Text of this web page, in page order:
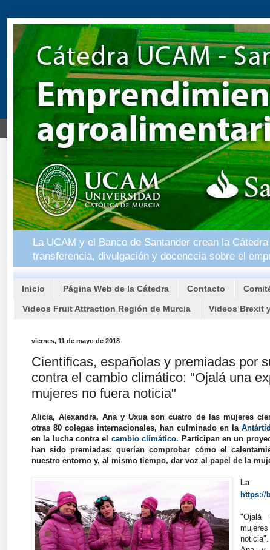
La UCAM y el Banco de Santander crean la
transferencia, divulgación y docenccia sobre el
Inicio Página Web de la Cátedra Contacto
Videos Fruit Attraction Región de Murcia Videos Brexit
viernes, 11 de mayo de 2018
Científicas, españolas y premiadas por
contra el cambio climático: "Ojalá una
mujeres no fuera noticia"
Alicia, Alexandra, Ana y Uxua son cuatro de las mujeres
otras 80 colegas internacionales, han culminado en la
en la lucha contra el cambio climático. Participan en un
han sido premiadas: querían comprobar cómo el
nuestro entorno y, al mismo tiempo, dar voz al papel de la
La
https://
"Ojalá